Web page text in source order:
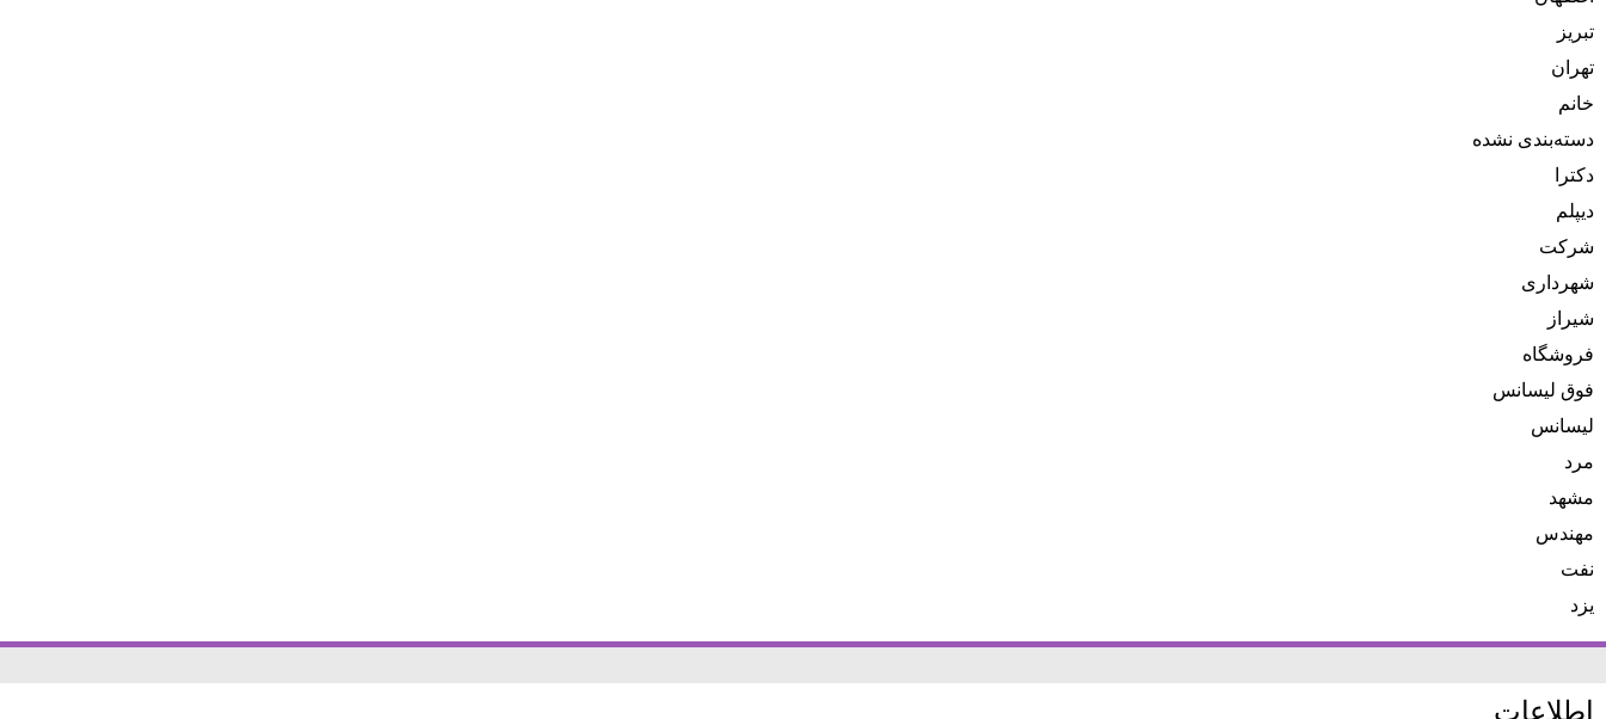
تبریز
تهران
خانم
دسته‌بندی نشده
دکترا
دیپلم
شرکت
شهرداری
شیراز
فروشگاه
فوق لیسانس
لیسانس
مرد
مشهد
مهندس
نفت
یزد
اطلاعات